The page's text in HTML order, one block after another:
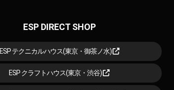
ESP DIRECT SHOP
ESP テクニカルハウス(東京・御茶ノ水)
ESP クラフトハウス(東京・渋谷)